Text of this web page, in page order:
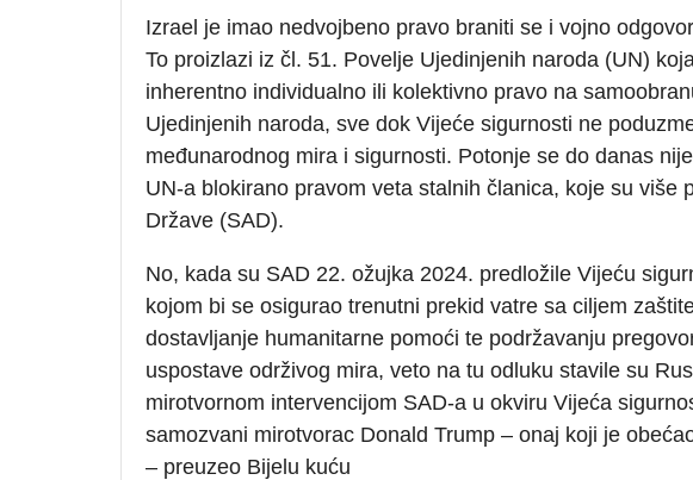
Izrael je imao nedvojbeno pravo braniti se i vojno
To proizlazi iz čl. 51. Povelje Ujedinjenih naroda (UN)
inherentno individualno ili kolektivno pravo na
Ujedinjenih naroda, sve dok Vijeće sigurnosti ne
međunarodnog mira i sigurnosti. Potonje se do danas
UN-a blokirano pravom veta stalnih članica, koje su više
Države (SAD).
No, kada su SAD 22. ožujka 2024. predložile Vijeću
kojom bi se osigurao trenutni prekid vatre sa ciljem
dostavljanje humanitarne pomoći te podržavanju
uspostave održivog mira, veto na tu odluku stavile su
mirotvornom intervencijom SAD-a u okviru Vijeća
samozvani mirotvorac Donald Trump – onaj koji je
– preuzeo Bijelu kuću